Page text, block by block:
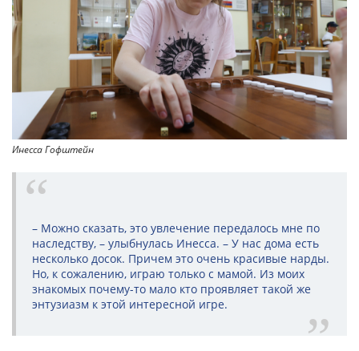
Инесса Гофштейн
– Можно сказать, это увлечение передалось мне по
наследству, – улыбнулась Инесса. – У нас дома есть
несколько досок. Причем это очень красивые нарды.
Но, к сожалению, играю только с мамой. Из моих
знакомых почему-то мало кто проявляет такой же
энтузиазм к этой интересной игре.